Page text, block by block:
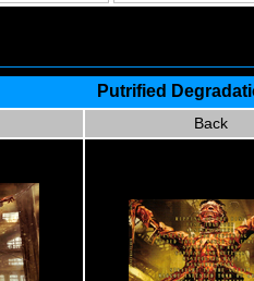
Putrified
Back